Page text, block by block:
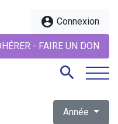
account_circle Connexion
- FAIRE UN DON
search
Année